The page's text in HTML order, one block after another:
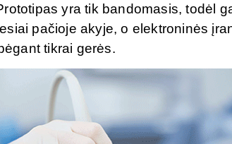
yra tik bandomasis, todėl
pačioje akyje, o elektroninės
tikrai gerės.